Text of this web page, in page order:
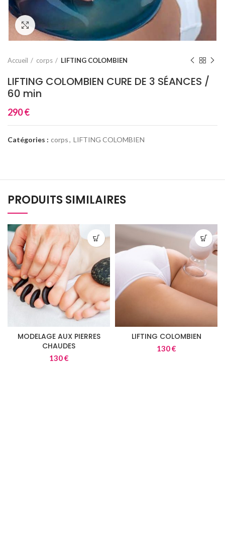
Click to enlarge
Accueil corps LIFTING COLOMBIEN
LIFTING COLOMBIEN CURE DE 3 SÉANCES /
60 min
290€
Catégories : corps, LIFTING COLOMBIEN
PRODUITS SIMILAIRES
MODELAGE AUX PIERRES
CHAUDES
130€
LIFTING COLOMBIEN
130€